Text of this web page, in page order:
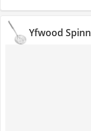
Yfwood